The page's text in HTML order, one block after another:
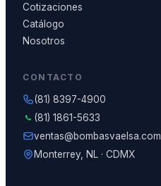
Cotizaciones
Catálogo
Nosotros
CONTACTO
(81) 8397-4900
(81) 1861-5633
ventas@bombasvaelsa.com
Monterrey, NL · CDMX